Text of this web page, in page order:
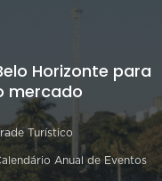
Horizonte para
mercado
Trade Turístico
Anual de Eventos